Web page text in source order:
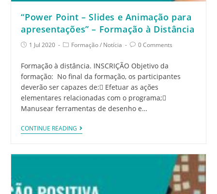
“Power Point – Slides e Animação para
apresentações” – Formação à Distância
1 Jul 2020 Formação / Notícia 0 Comments
Formação à distância. INSCRIÇÃO Objetivo da
formação: No final da formação, os participantes
deverão ser capazes de: Efetuar as ações
elementares relacionadas com o programa;
Manusear ferramentas de desenho e…
CONTINUE READING